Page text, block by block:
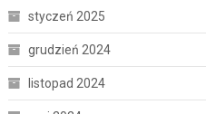
styczeń 2025
grudzień 2024
listopad 2024